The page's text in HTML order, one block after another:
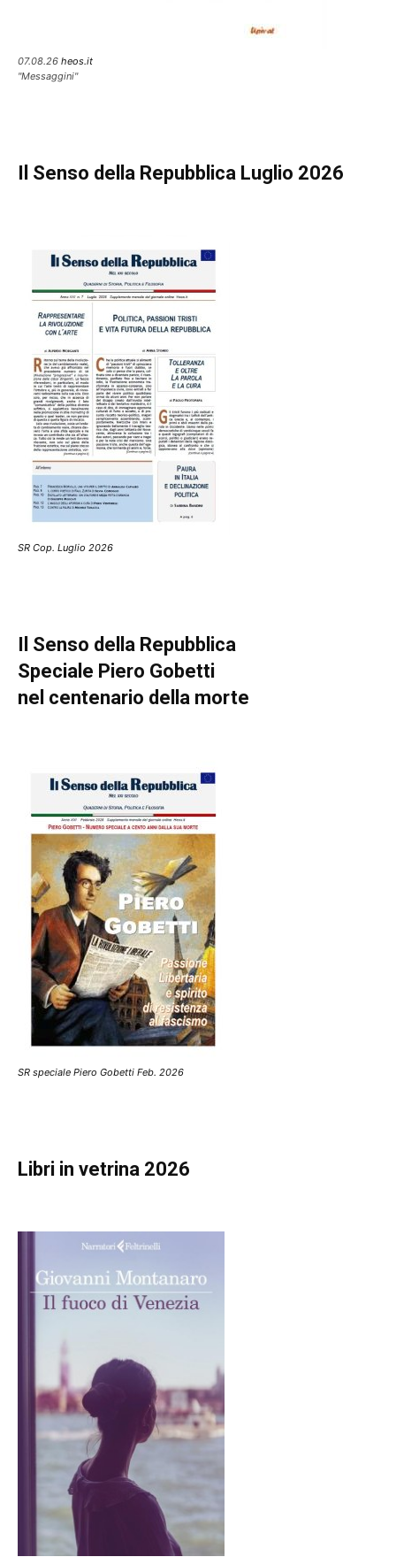
07.08.26 heos.it
"Messaggini"
Il Senso della Repubblica Luglio 2026
SR Cop. Luglio 2026
Il Senso della Repubblica
Speciale Piero Gobetti
nel centenario della morte
SR speciale Piero Gobetti Feb. 2026
Libri in vetrina 2026